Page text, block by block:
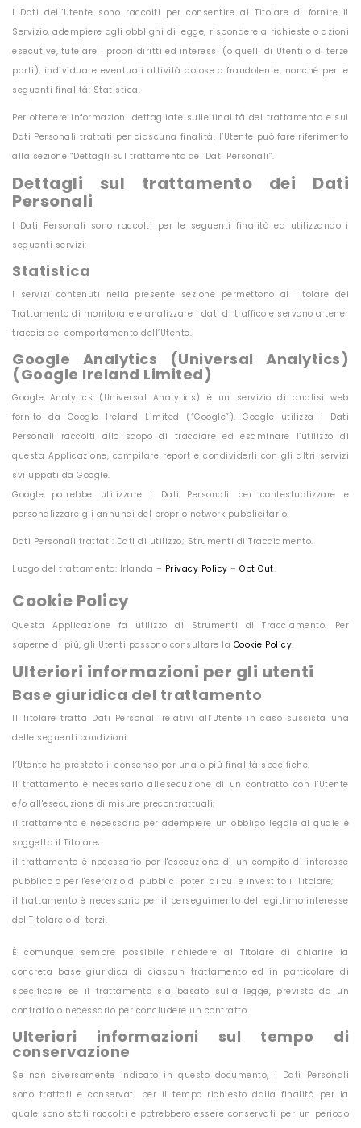
I Dati dell’Utente sono raccolti per consentire al Titolare di fornire il
Servizio, adempiere agli obblighi di legge, rispondere a richieste o azioni
esecutive, tutelare i propri diritti ed interessi (o quelli di Utenti o di terze
parti), individuare eventuali attività dolose o fraudolente, nonché per le
seguenti finalità: Statistica.
Per ottenere informazioni dettagliate sulle finalità del trattamento e sui
Dati Personali trattati per ciascuna finalità, l’Utente può fare riferimento
alla sezione “Dettagli sul trattamento dei Dati Personali”.
Dettagli sul trattamento dei Dati
Personali
I Dati Personali sono raccolti per le seguenti finalità ed utilizzando i
seguenti servizi:
Statistica
I servizi contenuti nella presente sezione permettono al Titolare del
Trattamento di monitorare e analizzare i dati di traffico e servono a tener
traccia del comportamento dell’Utente.
Google Analytics (Universal Analytics)
(Google Ireland Limited)
Google Analytics (Universal Analytics) è un servizio di analisi web
fornito da Google Ireland Limited (“Google”). Google utilizza i Dati
Personali raccolti allo scopo di tracciare ed esaminare l’utilizzo di
questa Applicazione, compilare report e condividerli con gli altri servizi
sviluppati da Google.
Google potrebbe utilizzare i Dati Personali per contestualizzare e
personalizzare gli annunci del proprio network pubblicitario.
Dati Personali trattati: Dati di utilizzo; Strumenti di Tracciamento.
Luogo del trattamento: Irlanda – Privacy Policy – Opt Out.
Cookie Policy
Questa Applicazione fa utilizzo di Strumenti di Tracciamento. Per
saperne di più, gli Utenti possono consultare la Cookie Policy.
Ulteriori informazioni per gli utenti
Base giuridica del trattamento
Il Titolare tratta Dati Personali relativi all’Utente in caso sussista una
delle seguenti condizioni:
l’Utente ha prestato il consenso per una o più finalità specifiche.
il trattamento è necessario all'esecuzione di un contratto con l’Utente
e/o all'esecuzione di misure precontrattuali;
il trattamento è necessario per adempiere un obbligo legale al quale è
soggetto il Titolare;
il trattamento è necessario per l'esecuzione di un compito di interesse
pubblico o per l'esercizio di pubblici poteri di cui è investito il Titolare;
il trattamento è necessario per il perseguimento del legittimo interesse
del Titolare o di terzi.
È comunque sempre possibile richiedere al Titolare di chiarire la
concreta base giuridica di ciascun trattamento ed in particolare di
specificare se il trattamento sia basato sulla legge, previsto da un
contratto o necessario per concludere un contratto.
Ulteriori informazioni sul tempo di
conservazione
Se non diversamente indicato in questo documento, i Dati Personali
sono trattati e conservati per il tempo richiesto dalla finalità per la
quale sono stati raccolti e potrebbero essere conservati per un periodo